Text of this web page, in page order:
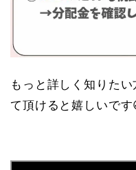
もっと詳しく知りた
て頂けると嬉しいです